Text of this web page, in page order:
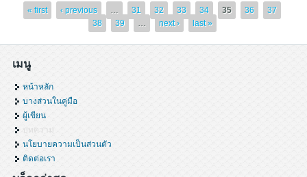
Pages
« first ‹ previous … 31 32 33 34 35 36
37
38
39 … next › last »
เมนู
หน้าหลัก
บางส่วนในคู่มือ
ผู้เขียน
บทความ
นโยบายความเป็นส่วนตัว
ติดต่อเรา